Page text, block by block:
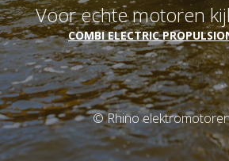
Voor echte motoren
COMBI ELECTRIC
© Rhino